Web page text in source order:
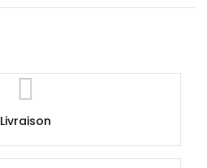
Livraison